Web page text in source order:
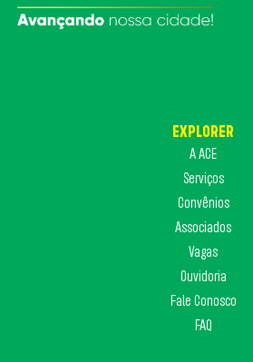
EXPLORER
A ACE
Serviços
Convênios
Associados
Vagas
Ouvidoria
Fale Conosco
FAQ